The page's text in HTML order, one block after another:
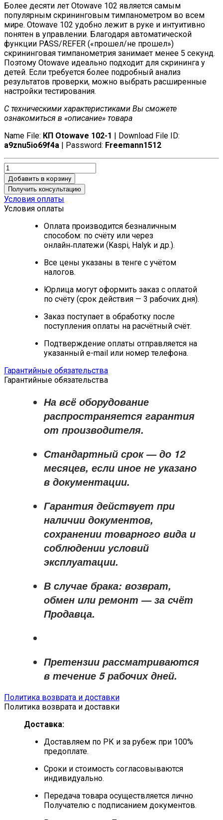
Более десяти лет Otowave 102 является самым
популярным скрининговым тимпанометром во всем
мире. Otowave 102 удобно лежит в руке и интуитивно
понятен в управлении. Благодаря автоматической
функции PASS/REFER («прошел/не прошел»)
скрининговая тимпанометрия занимает менее 5 секунд.
Поэтому Otowave идеально подходит для скрининга у
детей. Если требуется более подробный анализ
результатов проверки, можно выбрать расширенные
настройки тестирования.
С техническими характеристиками Вы сможете
ознакомиться в «описание» товара
Name File: КП Otowave 102-1 | Download File ID:
a9znu5io69f4a | Password: Freemann1512
Добавить в корзину
Получить консультацию
Условия оплаты
Условия оплаты
Оплата производится безналичным
способом: по счёту или через
онлайн‑платежи (Kaspi, Halyk и др.).
Все цены указаны в тенге с учётом
налогов.
Юрлица могут оформить заказ с оплатой
по счёту (срок действия — 3 рабочих дня).
Заказ поступает в обработку после
поступления оплаты на расчётный счёт.
Подтверждение оплаты отправляется на
указанный e-mail или номер телефона.
Гарантийные обязательства
Гарантийные обязательства
На всё оборудование
распространяется гарантия
от производителя.
Стандартный срок — до 12
месяцев, если иное не указано
в документации.
Гарантия действует при
наличии документов,
сохранении товарного вида и
соблюдении условий
эксплуатации.
В случае брака: возврат,
обмен или ремонт —за счёт
Продавца.
Претензии рассматриваются
в течение 5 рабочих дней.
Политика возврата и доставки
Политика возврата и доставки
Доставка:
Доставляем по РК и за рубеж при 100%
предоплате.
Сроки и стоимость согласовываются
индивидуально.
Передача товара осуществляется лично
Получателю с подписанием документов.